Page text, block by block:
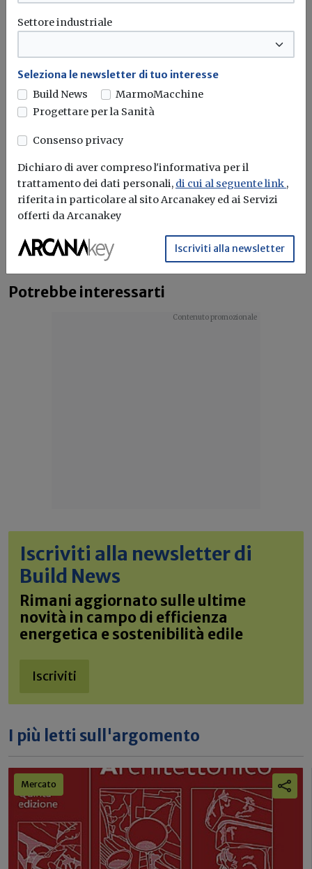
l'energia del futuro. Ma oggi è ancora
troppo caro
L'obiettivo crescita sostenibile è raggiungibile
attraverso l'utilizzo dell'idrogeno verde. Ma al
momento...Leggi
Bonus elettrodomestici green,
spunta il nuovo contributo per
rendere la casa più efficiente
Il governo ha allo studio l'introduzione di un nuovo
bonus elettrodomestici, che...
Leggi
Potrebbe interessarti
Iscriviti alla newsletter di
Build News
Rimani aggiornato sulle ultime
novità in campo di efficienza
energetica e sostenibilità edile
Iscriviti
I più letti sull'argomento
Mercato
Settore industriale
Seleziona le newsletter di tuo interesse
Build News
MarmoMacchine
Progettare per la Sanità
Consenso privacy
Dichiaro di aver compreso l'informativa per il
trattamento dei dati personali, di cui al seguente link ,
riferita in particolare al sito Arcanakey ed ai Servizi
offerti da Arcanakey
Iscriviti alla newsletter